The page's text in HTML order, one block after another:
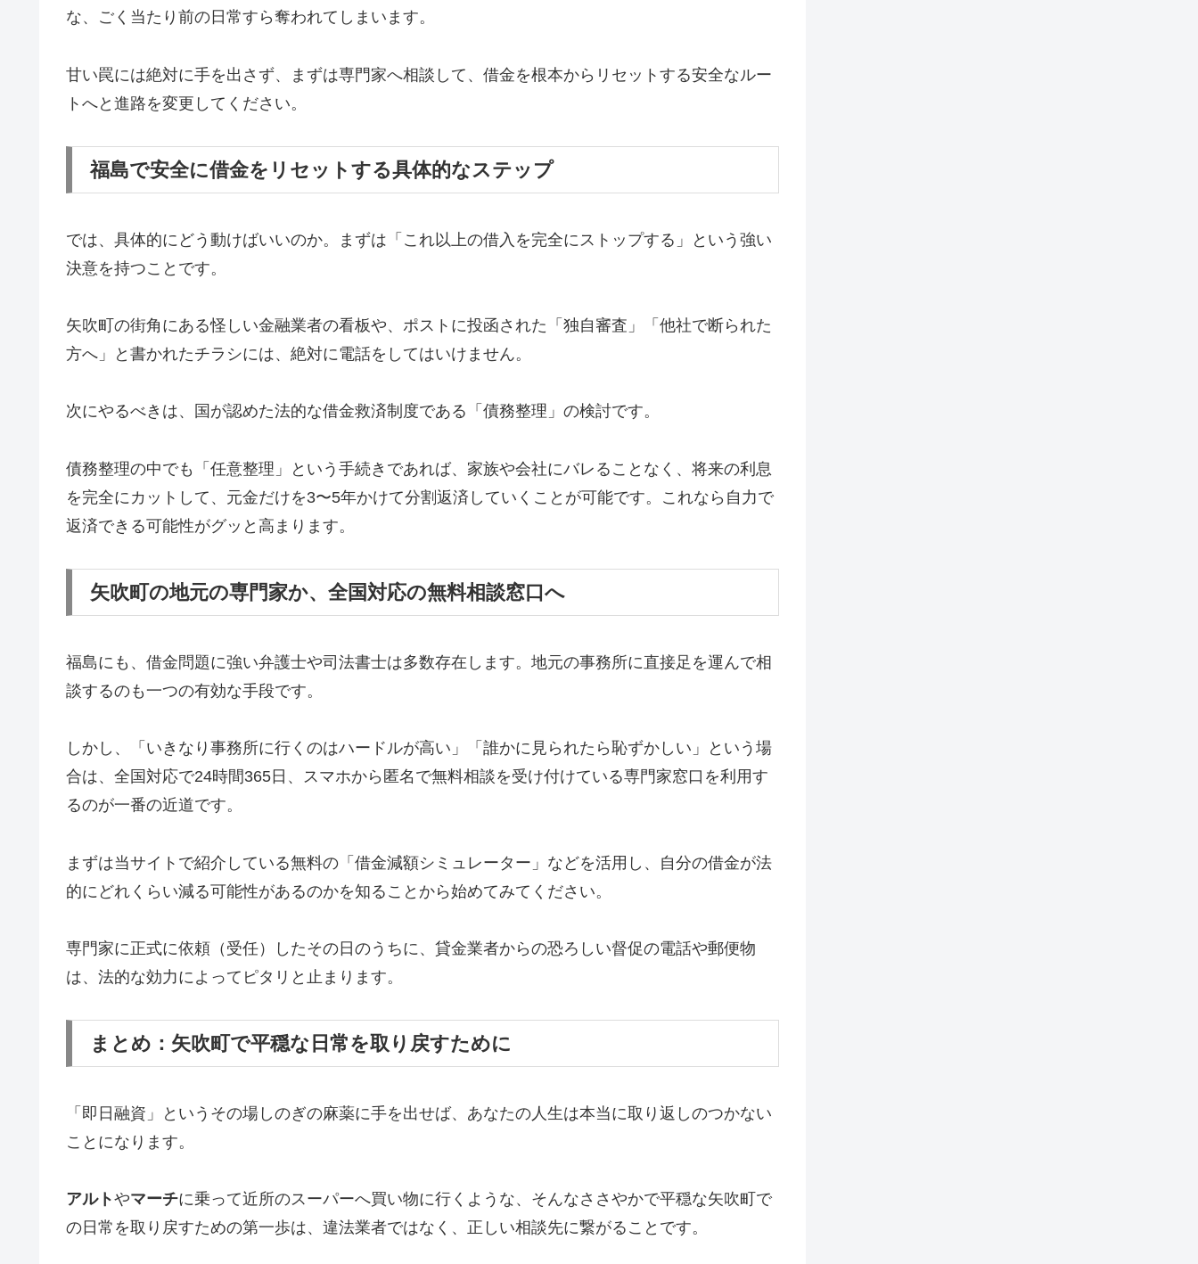
な、ごく当たり前の日常すら奪われてしまいます。
甘い罠には絶対に手を出さず、まずは専門家へ相談して、借金を根本からリセットする安全なルー
トへと進路を変更してください。
福島で安全に借金をリセットする具体的なステップ
では、具体的にどう動けばいいのか。まずは「これ以上の借入を完全にストップする」という強い
決意を持つことです。
矢吹町の街角にある怪しい金融業者の看板や、ポストに投函された「独自審査」「他社で断られた
方へ」と書かれたチラシには、絶対に電話をしてはいけません。
次にやるべきは、国が認めた法的な借金救済制度である「債務整理」の検討です。
債務整理の中でも「任意整理」という手続きであれば、家族や会社にバレることなく、将来の利息
を完全にカットして、元金だけを3〜5年かけて分割返済していくことが可能です。これなら自力で
返済できる可能性がグッと高まります。
矢吹町の地元の専門家か、全国対応の無料相談窓口へ
福島にも、借金問題に強い弁護士や司法書士は多数存在します。地元の事務所に直接足を運んで相
談するのも一つの有効な手段です。
しかし、「いきなり事務所に行くのはハードルが高い」「誰かに見られたら恥ずかしい」という場
合は、全国対応で24時間365日、スマホから匿名で無料相談を受け付けている専門家窓口を利用す
るのが一番の近道です。
まずは当サイトで紹介している無料の「借金減額シミュレーター」などを活用し、自分の借金が法
的にどれくらい減る可能性があるのかを知ることから始めてみてください。
専門家に正式に依頼（受任）したその日のうちに、貸金業者からの恐ろしい督促の電話や郵便物
は、法的な効力によってピタリと止まります。
まとめ：矢吹町で平穏な日常を取り戻すために
「即日融資」というその場しのぎの麻薬に手を出せば、あなたの人生は本当に取り返しのつかない
ことになります。
アルトやマーチに乗って近所のスーパーへ買い物に行くような、そんなささやかで平穏な矢吹町で
の日常を取り戻すための第一歩は、違法業者ではなく、正しい相談先に繋がることです。